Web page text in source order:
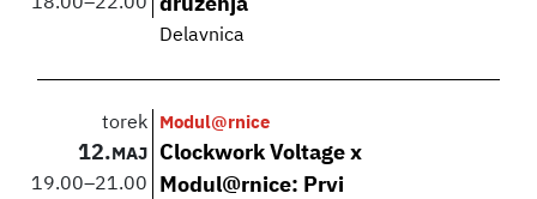
18.00–22.00 druženja
Delavnica
torek
12. MAJ
19.00–21.00
Modul@rnice
Clockwork Voltage x
Modul@rnice: Prvi